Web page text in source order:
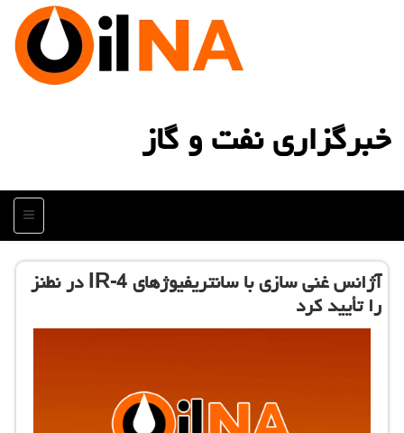
خبرگزاری نفت و گاز
منو
آژانس غنی سازی با سانتریفیوژهای IR-4 در نطنز
را تأیید كرد